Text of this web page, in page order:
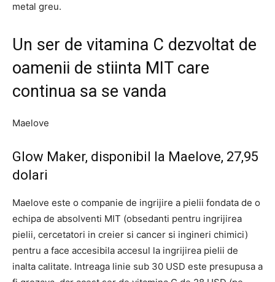
metal greu.
Un ser de vitamina C dezvoltat de
oamenii de stiinta MIT care
continua sa se vanda
Maelove
Glow Maker, disponibil la Maelove, 27,95
dolari
Maelove este o companie de ingrijire a pielii fondata de o
echipa de absolventi MIT (obsedanti pentru ingrijirea
pielii, cercetatori in creier si cancer si ingineri chimici)
pentru a face accesibila accesul la ingrijirea pielii de
inalta calitate. Intreaga linie sub 30 USD este presupusa a